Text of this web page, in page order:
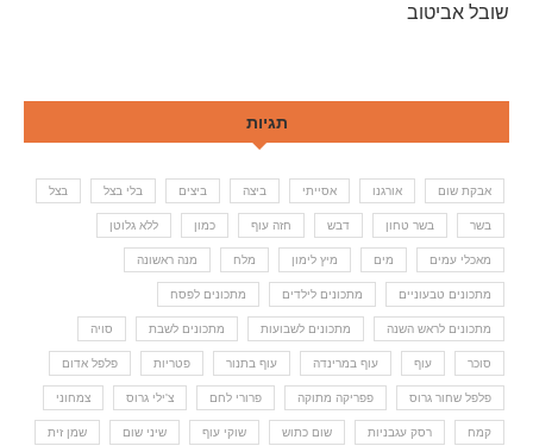
שובל אביטוב
תגיות
אבקת שום אורגנו אסייתי ביצה ביצים בלי בצל בצל
בשר בשר טחון דבש חזה עוף כמון ללא גלוטן
מאכלי עמים מים מיץ לימון מלח מנה ראשונה
מתכונים טבעוניים מתכונים לילדים מתכונים לפסח
מתכונים לראש השנה מתכונים לשבועות מתכונים לשבת סויה
סוכר עוף עוף במרינדה עוף בתנור פטריות פלפל אדום
פלפל שחור גרוס פפריקה מתוקה פרורי לחם צ'ילי גרוס צמחוני
קמח רסק עגבניות שום כתוש שוקי עוף שיני שום שמן זית